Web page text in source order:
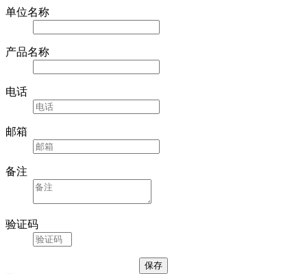
单位名称
产品名称
电话
邮箱
备注
验证码